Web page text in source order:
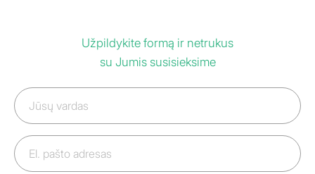
Užpildykite formą ir netrukus
su Jumis susisieksime
Jūsų
vardas
El.
pašto
adresas